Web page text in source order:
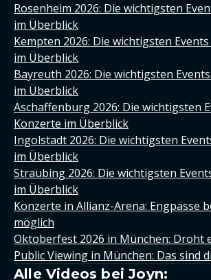
Rosenheim 2026: Die wichtigsten
im Überblick
Kempten 2026: Die wichtigsten
im Überblick
Bayreuth 2026: Die wichtigsten
im Überblick
Aschaffenburg 2026: Die wichtigsten
Konzerte im Überblick
Ingolstadt 2026: Die wichtigsten
im Überblick
Straubing 2026: Die wichtigsten
im Überblick
Konzerte in Allianz-Arena: Engpässe
möglich
Oktoberfest 2026 in München: Droht
Public Viewing in München: Das sind
Alle Videos bei Joyn: